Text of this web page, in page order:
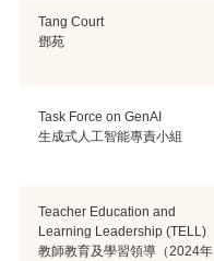
Tang Court
鄧苑
Task Force on GenAI
生成式人工智能專責小組
Teacher Education and
Learning Leadership (TELL)
教師教育及學習領導（2024年